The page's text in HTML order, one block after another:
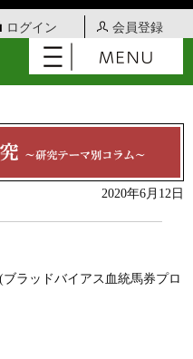
ログイン 会員登録
2020年6月12日
ラッドバイアス血統馬券プロ